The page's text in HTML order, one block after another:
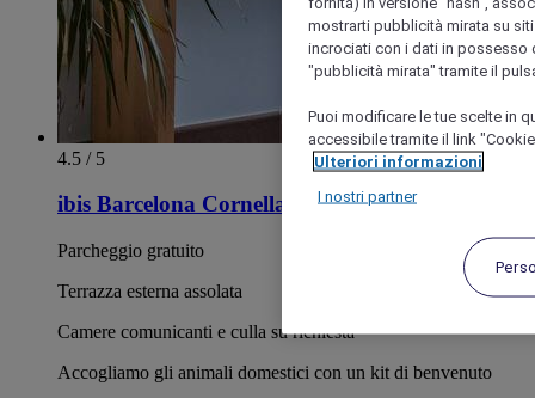
4.5 / 5
ibis Barcelona Cornella
Parcheggio gratuito
Terrazza esterna assolata
Camere comunicanti e culla su richiesta
Accogliamo gli animali domestici con un kit di benvenuto
mostrarti pubblicità mirata su
incrociati con i dati in possesso
"pubblicità mirata" tramite il
Puoi modificare le tue scelte in
accessibile tramite il link
Ulteriori informazioni
I nostri partner